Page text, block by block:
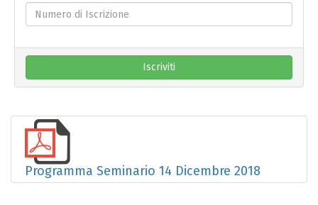
Iscriviti
Programma Seminario 14 Dicembre 2018